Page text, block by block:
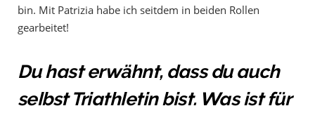
bin. Mit Patrizia habe ich seitdem in beiden Rollen
gearbeitet!
Du hast erwähnt, dass du auch
selbst Triathletin bist. Was ist für